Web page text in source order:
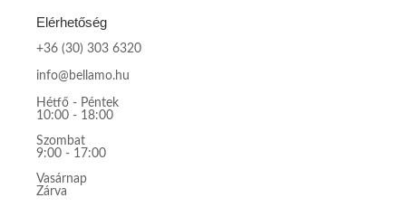
Elérhetőség
+36 (30) 303 6320
info@bellamo.hu
Hétfő - Péntek
10:00 - 18:00
Szombat
9:00 - 17:00
Vasárnap
Zárva